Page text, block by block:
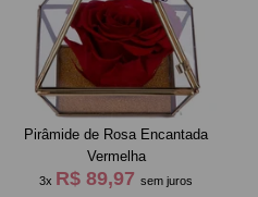
Pirâmide de Rosa Encantada
Vermelha
3x R$ 89,97sem juros